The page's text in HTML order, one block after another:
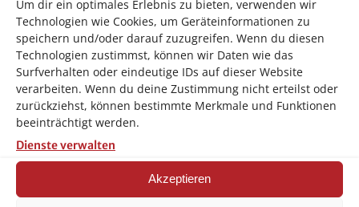
Um dir ein optimales Erlebnis zu bieten, verwenden wir
Technologien wie Cookies, um Geräteinformationen zu
speichern und/oder darauf zuzugreifen. Wenn du diesen
Technologien zustimmst, können wir Daten wie das
Surfverhalten oder eindeutige IDs auf dieser Website
verarbeiten. Wenn du deine Zustimmung nicht erteilst oder
zurückziehst, können bestimmte Merkmale und Funktionen
beeinträchtigt werden.
Dienste verwalten
Akzeptieren
Ähnliche Produkte